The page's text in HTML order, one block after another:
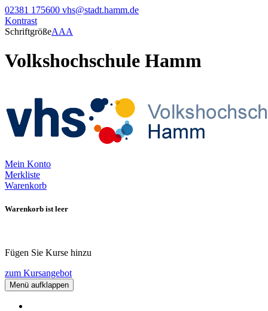
02381 175600 vhs@stadt.hamm.de
Kontrast
SchriftgrößeAAA
Volkshochschule Hamm
Mein Konto
Merkliste
Warenkorb
Warenkorb ist leer
Fügen Sie Kurse hinzu
zum Kursangebot
Menü aufklappen